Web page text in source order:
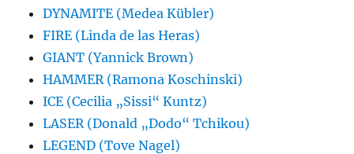
DYNAMITE (Medea Kübler)
FIRE (Linda de las Heras)
GIANT (Yannick Brown)
HAMMER (Ramona Koschinski)
ICE (Cecilia „Sissi“ Kuntz)
LASER (Donald „Dodo“ Tchikou)
LEGEND (Tove Nagel)